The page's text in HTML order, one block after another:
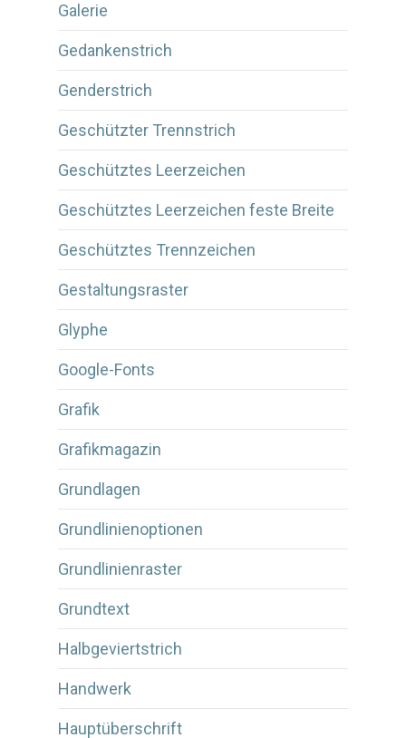
Galerie
Gedankenstrich
Genderstrich
Geschützter Trennstrich
Geschütztes Leerzeichen
Geschütztes Leerzeichen feste Breite
Geschütztes Trennzeichen
Gestaltungsraster
Glyphe
Google-Fonts
Grafik
Grafikmagazin
Grundlagen
Grundlinienoptionen
Grundlinienraster
Grundtext
Halbgeviertstrich
Handwerk
Hauptüberschrift